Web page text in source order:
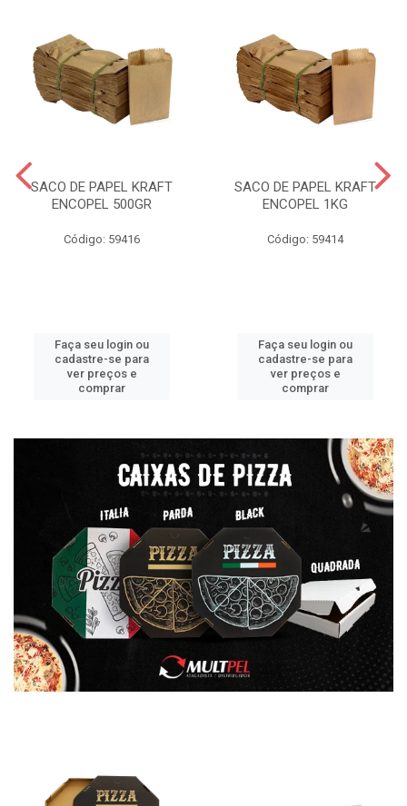
SACO DE PAPEL KRAFT
ENCOPEL 500GR
Código: 59416
Faça seu login ou
cadastre-se para
ver preços e
comprar
SACO DE PAPEL KRAFT
ENCOPEL 1KG
Código: 59414
Faça seu login ou
cadastre-se para
ver preços e
comprar